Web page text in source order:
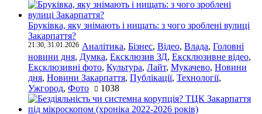
Бруківка, яку знімають і нищать: з чого зроблені вулиці
Закарпаття?
21:30, 31.01.2026 Аналітика, Бізнес, Відео, Влада, Головні
новини дня, Думка, Ексклюзив ЗД, Ексклюзивне відео,
Ексклюзивні фото, Культура, Лайт, Мукачево, Новини
дня, Новини Закарпаття, Публікації, Технології,
Ужгород, Фото 1038